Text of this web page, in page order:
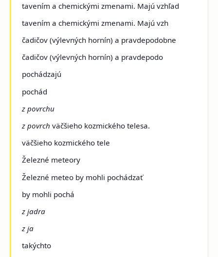
tavením a chemickými zmenami. Majú vzhľad
tavením a chemickými zmenami. Majú vzh
čadičov (výlevných hornín) a pravdepodobne
čadičov (výlevných hornín) a pravdepodo
pochádzajú
pochád
z povrchu
z povrchväčšieho kozmického telesa.
väčšieho kozmického tele
Železné meteory
Železné meteo by mohli pochádzať
by mohli pochá
z jadra
z ja
takýchto